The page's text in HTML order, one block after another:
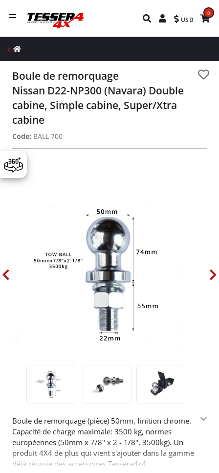
USD
0
Boule de remorquage
Nissan D22-NP300 (Navara) Double
cabine, Simple cabine, Super/Xtra
cabine
Code: BALL 700
Boule de remorquage (pièce) 50mm, finition chrome.
Capacité de charge maximale: 3500 kg, normes
européennes (50mm x 7/8" x 2 - 1/8", 3500kg). Un
produit 4X4 de plus qui vient s'ajouter dans la gamme
déjà réussie des accessoires Tessera4x4.